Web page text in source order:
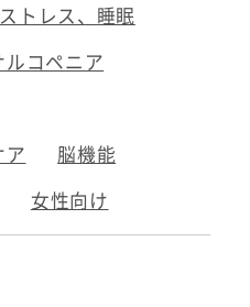
ストレス、睡眠
コペニア
ア
脳機能
女性向け